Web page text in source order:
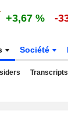
+3,67 % -
Société
Transcripts